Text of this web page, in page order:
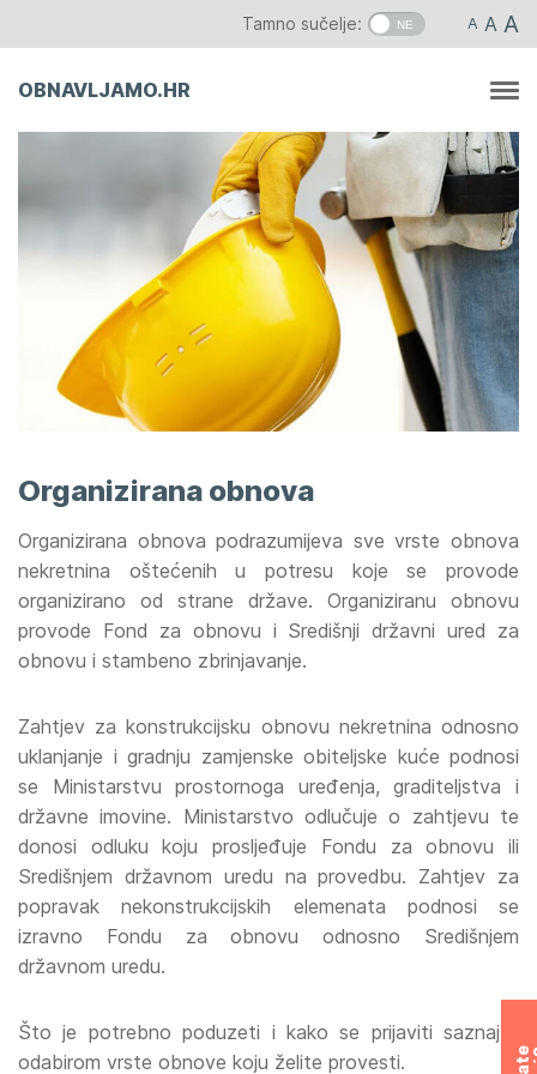
content
Tamno sučelje: A A A
OBNAVLJAMO.HR
Organizirana obnova
Organizirana obnova podrazumijeva sve vrste obnova
nekretnina oštećenih u potresu koje se provode
organizirano od strane države. Organiziranu obnovu
provode Fond za obnovu i Središnji državni ured za
obnovu i stambeno zbrinjavanje.
Zahtjev za konstrukcijsku obnovu nekretnina odnosno
uklanjanje i gradnju zamjenske obiteljske kuće podnosi
se Ministarstvu prostornoga uređenja, graditeljstva i
državne imovine. Ministarstvo odlučuje o zahtjevu te
donosi odluku koju prosljeđuje Fondu za obnovu ili
Središnjem državnom uredu na provedbu. Zahtjev za
popravak nekonstrukcijskih elemenata podnosi se
izravno Fondu za obnovu odnosno Središnjem
državnom uredu.
Što je potrebno poduzeti i kako se prijaviti saznajte
odabirom vrste obnove koju želite provesti.